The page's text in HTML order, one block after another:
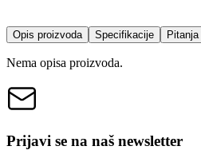
Opis proizvoda Specifikacije
Nema opisa proizvoda.
Prijavi se na naš newsletter